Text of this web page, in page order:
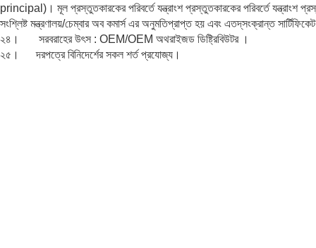
principal)। মূল প্রস্তুতকারকের পরিবর্তে যন্ত্রাংশ প্রস্তুতকারকের পরিবর্তে যন্ত্রাংশ
সংশ্লিষ্ট মন্ত্রণালয়/চেম্বার অব কমার্স এর অনুমতিপ্রাপ্ত হয় এবং এতদ্‌সংক্রান্ত
২৪। সরবরাহের উৎস : OEM/OEM অথরাইজড ডিষ্ট্রিবিউটর ।
২৫। দরপত্রে বিনিদের্শের সকল শর্ত প্রযোজ্য।